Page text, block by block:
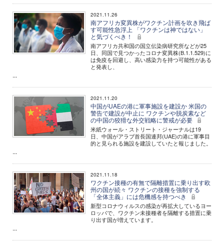
2021.11.26
南アフリカ変異株がワクチン計画を吹き飛ば
す可能性急浮上 「ワクチンは神ではない」
と気づくべき！
南アフリカ共和国の国立伝染病研究所などが25
日、同国で見つかったコロナ変異株(B.1.1.529)に
は免疫を回避し、高い感染力を持つ可能性がある
と発表し、
...
2021.11.20
中国がUAEの港に軍事施設を建設か 米国の
警告で建設が中止に ワクチンや脱炭素など
の中国の狡猾な外交戦略に警戒が必要
米紙ウォール・ストリート・ジャーナルは19
日、中国がアラブ首長国連邦(UAE)の港に軍事目
的と見られる施設を建設していたと報じました。
...
2021.11.18
ワクチン接種の有無で隔離措置に乗り出す欧
州の国が続々 ワクチンの接種を強制する
「全体主義」には危機感を持つべき
新型コロナウィルスの感染が再拡大しているヨー
ロッパで、ワクチン未接種者を隔離する措置に乗
り出す国が増えています。
...